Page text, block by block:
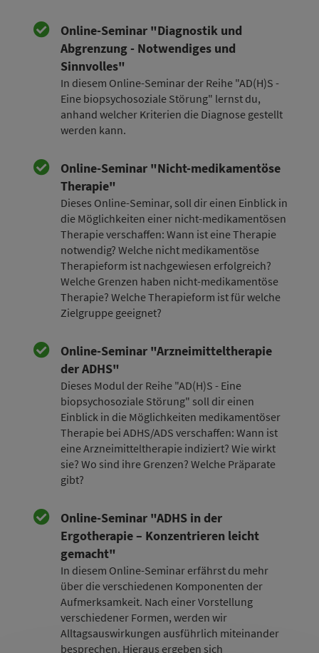
Online-Seminar "Diagnostik und
Abgrenzung - Notwendiges und
Sinnvolles"
In diesem Online-Seminar der Reihe "AD(H)S -
Eine biopsychosoziale Störung" lernst du,
anhand welcher Kriterien die Diagnose gestellt
werden kann.
Online-Seminar "Nicht-medikamentöse
Therapie"
Dieses Online-Seminar, soll dir einen Einblick in
die Möglichkeiten einer nicht-medikamentösen
Therapie verschaffen: Wann ist eine Therapie
notwendig? Welche nicht medikamentöse
Therapieform ist nachgewiesen erfolgreich?
Welche Grenzen haben nicht-medikamentöse
Therapie? Welche Therapieform ist für welche
Zielgruppe geeignet?
Online-Seminar "Arzneimitteltherapie
der ADHS"
Dieses Modul der Reihe "AD(H)S - Eine
biopsychosoziale Störung" soll dir einen
Einblick in die Möglichkeiten medikamentöser
Therapie bei ADHS/ADS verschaffen: Wann ist
eine Arzneimitteltherapie indiziert? Wie wirkt
sie? Wo sind ihre Grenzen? Welche Präparate
gibt?
Online-Seminar "ADHS in der
Ergotherapie – Konzentrieren leicht
gemacht"
In diesem Online-Seminar erfährst du mehr
über die verschiedenen Komponenten der
Aufmerksamkeit. Nach einer Vorstellung
verschiedener Formen, werden wir
Alltagsauswirkungen ausführlich miteinander
besprechen. Hieraus ergeben sich